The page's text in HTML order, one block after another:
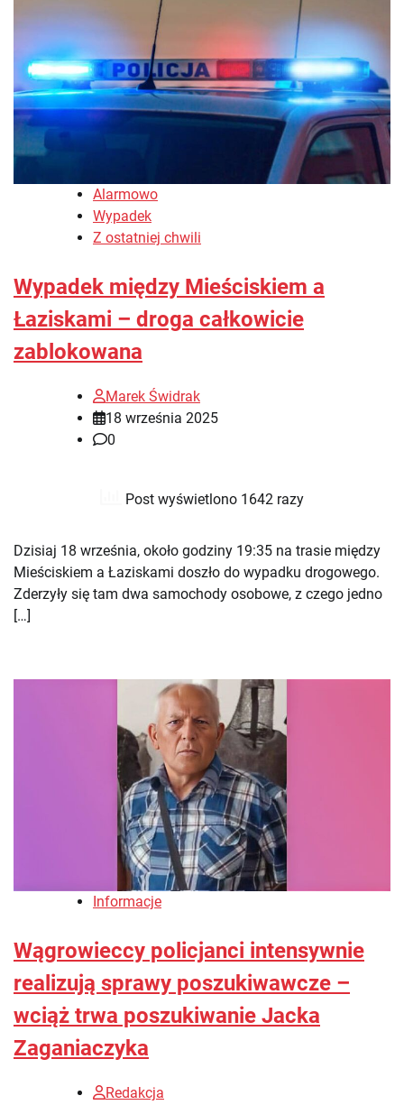
Alarmowo
Wypadek
Z ostatniej chwili
Wypadek między Mieściskiem a
Łaziskami – droga całkowicie
zablokowana
Marek Świdrak
18 września 2025
0
Post wyświetlono 1642 razy
Dzisiaj 18 września, około godziny 19:35 na trasie między
Mieściskiem a Łaziskami doszło do wypadku drogowego.
Zderzyły się tam dwa samochody osobowe, z czego jedno
[…]
Informacje
Wągrowieccy policjanci intensywnie
realizują sprawy poszukiwawcze –
wciąż trwa poszukiwanie Jacka
Zaganiaczyka
Redakcja